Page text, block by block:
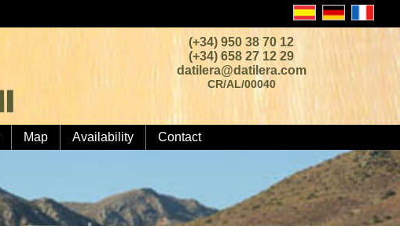
(+34) 950 38 70 12
(+34) 658 27 12 29
datilera@datilera.com
CR/AL/00040
Map Availability Contact